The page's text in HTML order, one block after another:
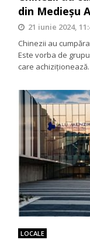
din Medieșu
21 iunie 2024,
Chinezii au
Este vorba de
care
LOCALE